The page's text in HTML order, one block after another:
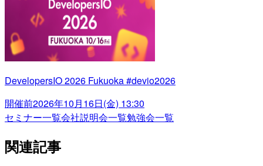
DevelopersIO 2026 Fukuoka #devio2026
開催前2026年10月16日(金) 13:30
セミナー一覧会社説明会一覧勉強会一覧
関連記事